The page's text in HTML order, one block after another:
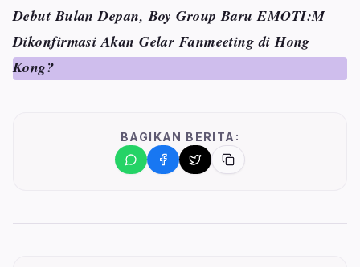
Debut Bulan Depan, Boy Group Baru EMOTI:M
Dikonfirmasi Akan Gelar Fanmeeting di Hong
Kong?
BAGIKAN BERITA: